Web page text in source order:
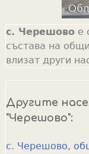
с. Черешовое
състава на
влизат други
Другите
"Черешово":
с. Черешово,